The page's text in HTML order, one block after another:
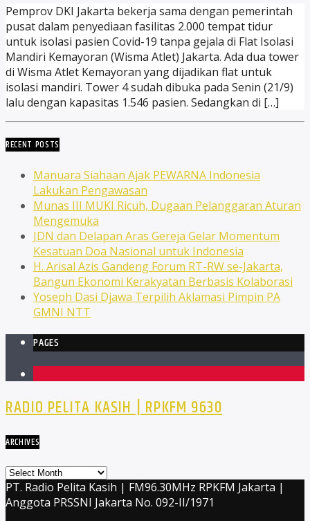
Pemprov DKI Jakarta bekerja sama dengan pemerintah
pusat dalam penyediaan fasilitas 2.000 tempat tidur
untuk isolasi pasien Covid-19 tanpa gejala di Flat Isolasi
Mandiri Kemayoran (Wisma Atlet) Jakarta. Ada dua tower
di Wisma Atlet Kemayoran yang dijadikan flat untuk
isolasi mandiri. Tower 4 sudah dibuka pada Senin (21/9)
lalu dengan kapasitas 1.546 pasien. Sedangkan di […]
RECENT POSTS
Manuara Siahaan Ajak PEWARNA Indonesia
Lakukan Pengawasan
Munas III MUKI Ricuh, Dugaan Pelanggaran Aturan
Mengemuka
JDN dan Delapan Aras Gereja Gelar Momentum
Kesatuan Doa Nasional untuk Indonesia
H. Arisal Azis Gandeng Forum RT-RW se-Jakarta,
Bangun Ekonomi Kerakyatan Berbasis Kolaborasi
Yoseph Dasi Djawa Terpilih Aklamasi Pimpin PA
GMNI NTT
PAGES
RADIO PELITA KASIH | RPKFM 9630
ARCHIVES
Archives
PT. Radio Pelita Kasih | FM96.30MHz RPKFM Jakarta |
Anggota PRSSNI Jakarta No. 092-II/1971